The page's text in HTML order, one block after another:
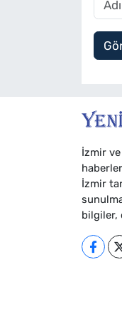
İzmir
İzmir
bilgiler,